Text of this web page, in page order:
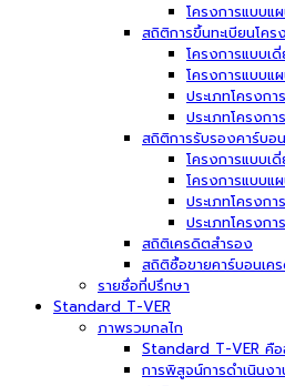
โครงการแบบแ
สถิติการขึ้นทะเบียนโคร
โครงการแบบเ
โครงการแบบแ
ประเภทโครงก
ประเภทโครงก
สถิติการรับรองคาร์บอ
โครงการแบบเ
โครงการแบบแ
ประเภทโครงก
ประเภทโครงก
สถิติเครดิตสำรอง
สถิติซื้อขายคาร์บอนเค
รายชื่อที่ปรึกษา
Standard T-VER
ภาพรวมกลไก
Standard T-VER คือ
การพิสูจน์การดำเนินง